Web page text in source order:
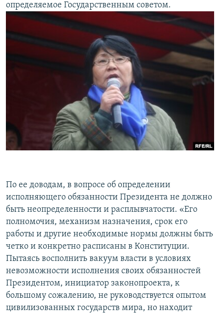
определяемое Государственным советом.
По ее доводам, в вопросе об определении
исполняющего обязанности Президента не должно
быть неопределенности и расплывчатости. «Его
полномочия, механизм назначения, срок его
работы и другие необходимые нормы должны быть
четко и конкретно расписаны в Конституции.
Пытаясь восполнить вакуум власти в условиях
невозможности исполнения своих обязанностей
Президентом, инициатор законопроекта, к
большому сожалению, не руководствуется опытом
цивилизованных государств мира, но находит